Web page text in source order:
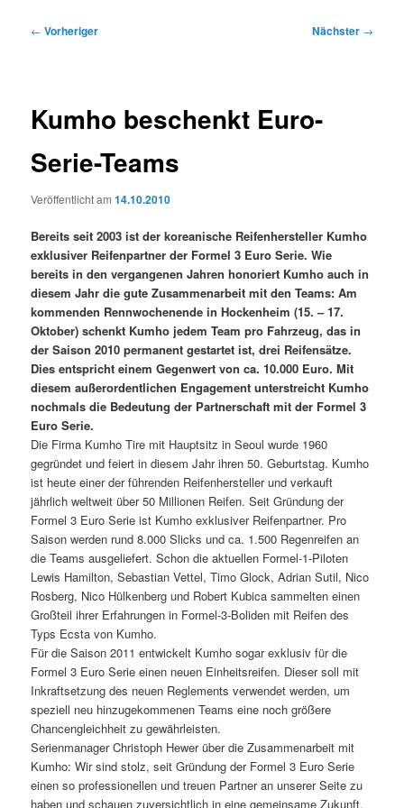
Beitragsnavigation
← Vorheriger Nächster →
Kumho beschenkt Euro-
Serie-Teams
Veröffentlicht am14.10.2010
Bereits seit 2003 ist der koreanische Reifenhersteller Kumho
exklusiver Reifenpartner der Formel 3 Euro Serie. Wie
bereits in den vergangenen Jahren honoriert Kumho auch in
diesem Jahr die gute Zusammenarbeit mit den Teams: Am
kommenden Rennwochenende in Hockenheim (15. – 17.
Oktober) schenkt Kumho jedem Team pro Fahrzeug, das in
der Saison 2010 permanent gestartet ist, drei Reifensätze.
Dies entspricht einem Gegenwert von ca. 10.000 Euro. Mit
diesem außerordentlichen Engagement unterstreicht Kumho
nochmals die Bedeutung der Partnerschaft mit der Formel 3
Euro Serie.
Die Firma Kumho Tire mit Hauptsitz in Seoul wurde 1960
gegründet und feiert in diesem Jahr ihren 50. Geburtstag. Kumho
ist heute einer der führenden Reifenhersteller und verkauft
jährlich weltweit über 50 Millionen Reifen. Seit Gründung der
Formel 3 Euro Serie ist Kumho exklusiver Reifenpartner. Pro
Saison werden rund 8.000 Slicks und ca. 1.500 Regenreifen an
die Teams ausgeliefert. Schon die aktuellen Formel-1-Piloten
Lewis Hamilton, Sebastian Vettel, Timo Glock, Adrian Sutil, Nico
Rosberg, Nico Hülkenberg und Robert Kubica sammelten einen
Großteil ihrer Erfahrungen in Formel-3-Boliden mit Reifen des
Typs Ecsta von Kumho.
Für die Saison 2011 entwickelt Kumho sogar exklusiv für die
Formel 3 Euro Serie einen neuen Einheitsreifen. Dieser soll mit
Inkraftsetzung des neuen Reglements verwendet werden, um
speziell neu hinzugekommenen Teams eine noch größere
Chancengleichheit zu gewährleisten.
Serienmanager Christoph Hewer über die Zusammenarbeit mit
Kumho: Wir sind stolz, seit Gründung der Formel 3 Euro Serie
einen so professionellen und treuen Partner an unserer Seite zu
haben und schauen zuversichtlich in eine gemeinsame Zukunft.